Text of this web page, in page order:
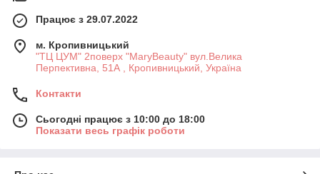
Працює з 29.07.2022
м. Кропивницький
"ТЦ ЦУМ" 2поверх "MaryBeauty" вул.Велика
Перпективна, 51А , Кропивницький, Україна
Контакти
Сьогодні працює з 10:00 до 18:00
Показати весь графік роботи